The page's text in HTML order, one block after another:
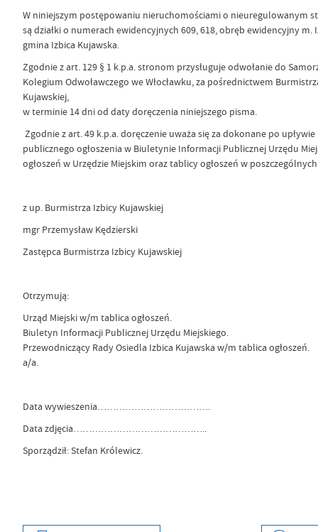
W niniejszym postępowaniu nieruchomościami o nieuregulowanym
są działki o numerach ewidencyjnych 609, 618, obręb ewidencyjny m.
gmina Izbica Kujawska.
Zgodnie z art. 129 § 1 k.p.a. stronom przysługuje odwołanie do
Kolegium Odwoławczego we Włocławku, za pośrednictwem
Kujawskiej,
w terminie 14 dni od daty doręczenia niniejszego pisma.
Zgodnie z art. 49 k.p.a. doręczenie uważa się za dokonane po
publicznego ogłoszenia w Biuletynie Informacji Publicznej Urzędu
ogłoszeń w Urzędzie Miejskim oraz tablicy ogłoszeń w
z up. Burmistrza Izbicy Kujawskiej
mgr Przemysław Kędzierski
Zastępca Burmistrza Izbicy Kujawskiej
Otrzymują:
Urząd Miejski w/m tablica ogłoszeń.
Biuletyn Informacji Publicznej Urzędu Miejskiego.
Przewodniczący Rady Osiedla Izbica Kujawska w/m tablica ogłoszeń.
a/a.
Data wywieszenia……………………………….
Data zdjęcia……………………………………..
Sporządził: Stefan Królewicz.
Data wytworzenia 2025-12-12 09:11:45